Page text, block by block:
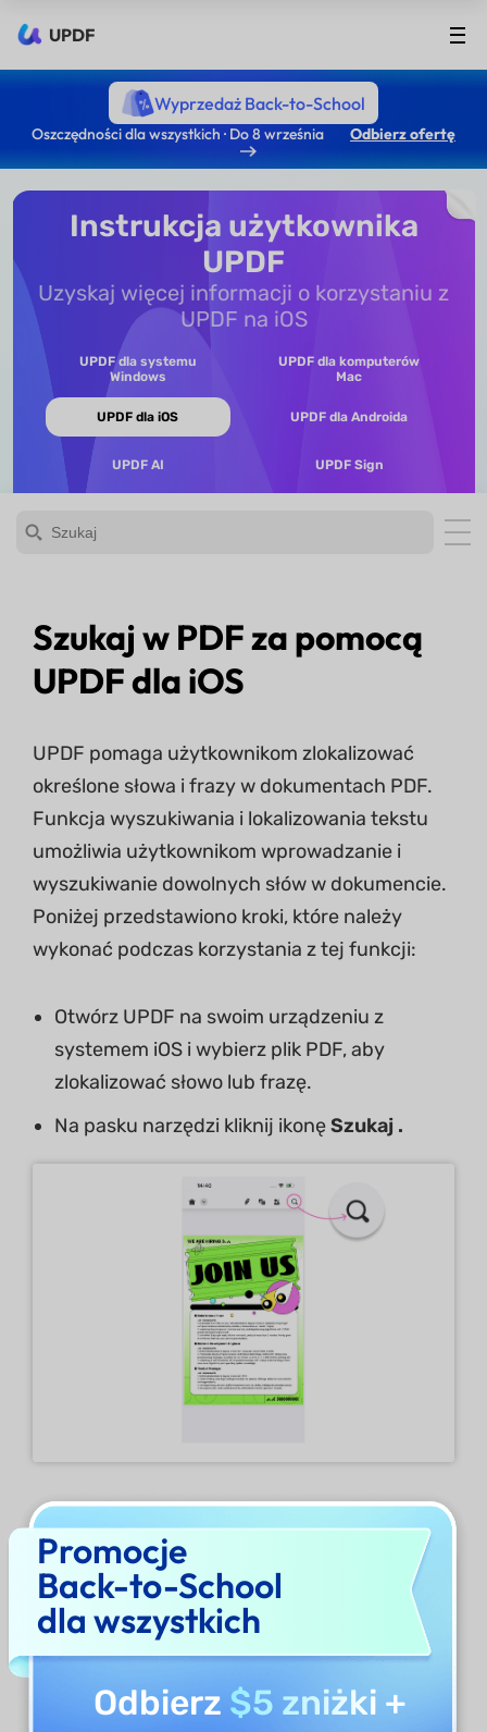
UPDF
Wyprzedaż Back-to-School
Oszczędności dla wszystkich · Do 8 września Odbierz ofertę
Instrukcja użytkownika
UPDF
Uzyskaj więcej informacji o korzystaniu z
UPDF na iOS
UPDF dla systemu
Windows
UPDF dla komputerów
Mac
UPDF dla iOS UPDF dla Androida
UPDF AI UPDF Sign
Szukaj w PDF za pomocą
UPDF dla iOS
UPDF pomaga użytkownikom zlokalizować
określone słowa i frazy w dokumentach PDF.
Funkcja wyszukiwania i lokalizowania tekstu
umożliwia użytkownikom wprowadzanie i
wyszukiwanie dowolnych słów w dokumencie.
Poniżej przedstawiono kroki, które należy
wykonać podczas korzystania z tej funkcji:
Otwórz UPDF na swoim urządzeniu z
systemem iOS i wybierz plik PDF, aby
zlokalizować słowo lub frazę.
Na pasku narzędzi kliknij ikonęSzukaj .
Promocje
Back-to-School
dla wszystkich
Odbierz $5 zniżki +